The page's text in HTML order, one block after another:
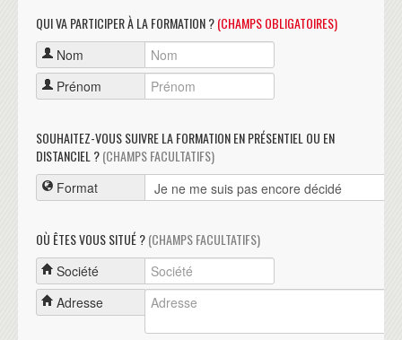
QUI VA PARTICIPER À LA FORMATION ?(CHAMPS OBLIGATOIRES)
Nom
Prénom
SOUHAITEZ-VOUS SUIVRE LA FORMATION EN PRÉSENTIEL OU EN
DISTANCIEL ?(CHAMPS FACULTATIFS)
Format
OÙ ÊTES VOUS SITUÉ ?(CHAMPS FACULTATIFS)
Société
Adresse